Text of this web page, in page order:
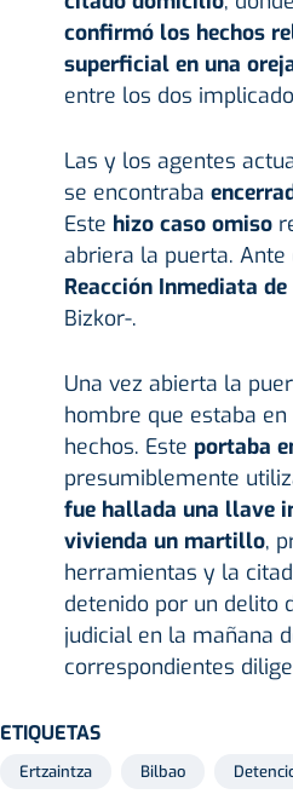
confirmó los hechos
superficial en una
entre los dos
Las y los agentes
se encontraba
Este hizo caso omiso
abriera la puerta.
Reacción Inmediata
Bizkor-.
Una vez abierta la
hombre que estaba
hechos. Este portaba
presumiblemente
fue hallada una llave
vivienda un martillo,
herramientas y la
detenido por un delito
judicial en la mañana
correspondientes
ETIQUETAS
Ertzaintza Bilbao